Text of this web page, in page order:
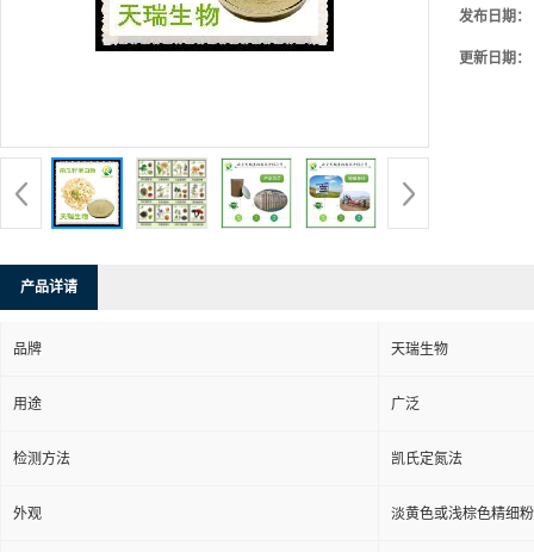
发布日期：
更新日期：
产品详请
品牌 天瑞生物
用途 广泛
检测方法 凯氏定氮法
外观 淡黄色或浅棕色精细